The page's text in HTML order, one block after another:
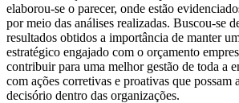
elaborou-se o parecer, onde estão
por meio das análises realizadas. Buscou-se
resultados obtidos a importância de manter
estratégico engajado com o orçamento
contribuir para uma melhor gestão de toda a
com ações corretivas e proativas que possam
decisório dentro das organizações.